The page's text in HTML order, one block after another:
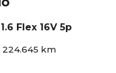
Flex 16V 5p
224.645 km